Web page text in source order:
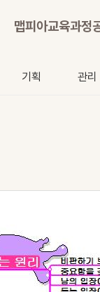
맵피아교육과정
기획 관리